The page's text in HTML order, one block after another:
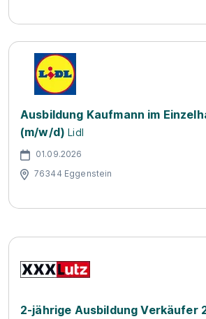
Ausbildung Kaufmann im
(m/w/d) Lidl
01.09.2026
76344 Eggenstein
2-jährige Ausbildung Verkäufer